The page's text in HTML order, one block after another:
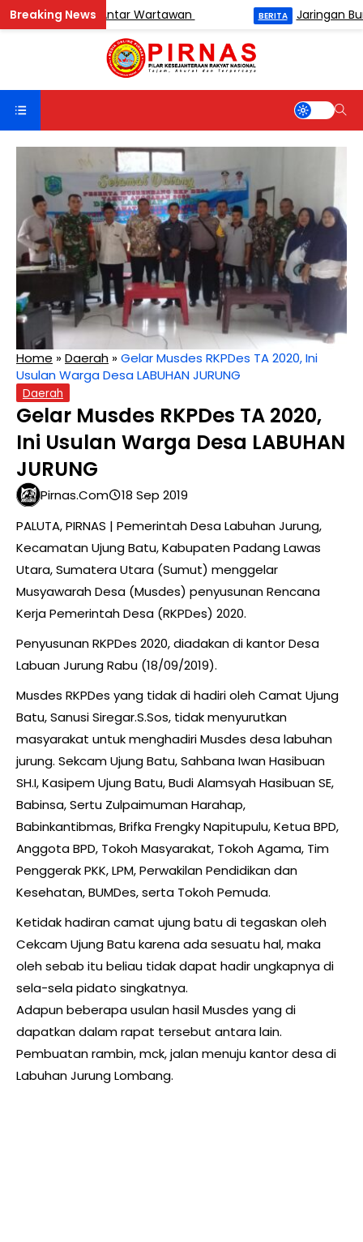
Catur Antar Wartawan Jaringan Buronan
Home »Daerah »Gelar Musdes RKPDes TA 2020, Ini
Usulan Warga Desa LABUHAN JURUNG
Daerah
Gelar Musdes RKPDes TA 2020,
Ini Usulan Warga Desa LABUHAN
JURUNG
Pirnas.com
18 Sep 2019
PALUTA, PIRNAS | Pemerintah Desa Labuhan Jurung,
Kecamatan Ujung Batu, Kabupaten Padang Lawas
Utara, Sumatera Utara (Sumut) menggelar
Musyawarah Desa (Musdes) penyusunan Rencana
Kerja Pemerintah Desa (RKPDes) 2020.
Penyusunan RKPDes 2020, diadakan di kantor Desa
Labuan Jurung Rabu (18/09/2019).
Musdes RKPDes yang tidak di hadiri oleh Camat Ujung
Batu, Sanusi Siregar.S.Sos, tidak menyurutkan
masyarakat untuk menghadiri Musdes desa labuhan
jurung. Sekcam Ujung Batu, Sahbana Iwan Hasibuan
SH.I, Kasipem Ujung Batu, Budi Alamsyah Hasibuan SE,
Babinsa, Sertu Zulpaimuman Harahap,
Babinkantibmas, Brifka Frengky Napitupulu, Ketua BPD,
Anggota BPD, Tokoh Masyarakat, Tokoh Agama, Tim
Penggerak PKK, LPM, Perwakilan Pendidikan dan
Kesehatan, BUMDes, serta Tokoh Pemuda.
Ketidak hadiran camat ujung batu di tegaskan oleh
Cekcam Ujung Batu karena ada sesuatu hal, maka
oleh sebab itu beliau tidak dapat hadir ungkapnya di
sela-sela pidato singkatnya.
Adapun beberapa usulan hasil Musdes yang di
dapatkan dalam rapat tersebut antara lain.
Pembuatan rambin, mck, jalan menuju kantor desa di
Labuhan Jurung Lombang.